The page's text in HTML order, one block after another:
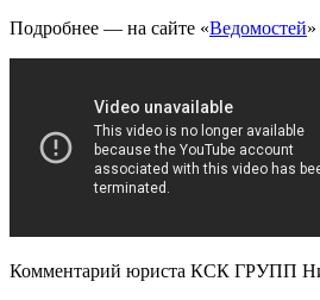
Подробнее — на сайте «Ведомостей»
Комментарий юриста КСК ГРУПП